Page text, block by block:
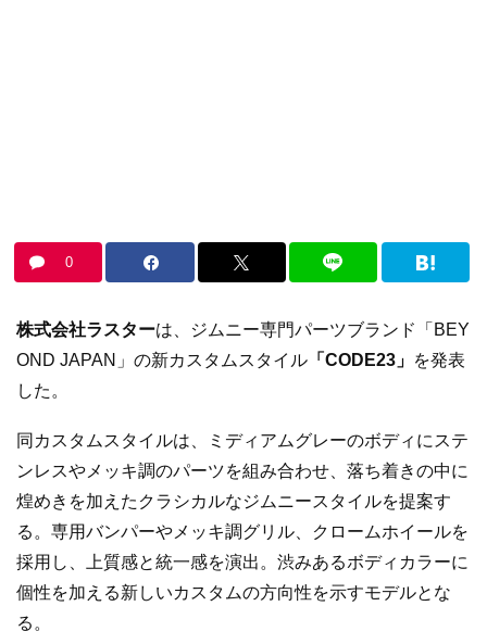
0
株式会社ラスターは、ジムニー専門パーツブランド「BEY
OND JAPAN」の新カスタムスタイル 「CODE23」 を発表
した。
同カスタムスタイルは、ミディアムグレーのボディにステ
ンレスやメッキ調のパーツを組み合わせ、落ち着きの中に
煌めきを加えたクラシカルなジムニースタイルを提案す
る。専用バンパーやメッキ調グリル、クロームホイールを
採用し、上質感と統一感を演出。渋みあるボディカラーに
個性を加える新しいカスタムの方向性を示すモデルとな
る。